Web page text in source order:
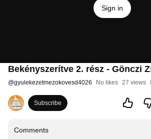
Sign in
Bekényszerítve 2. rész - Gönczi
@gyulekezetmezokovesd4026 No likes 27 views
Subscribe
Comments